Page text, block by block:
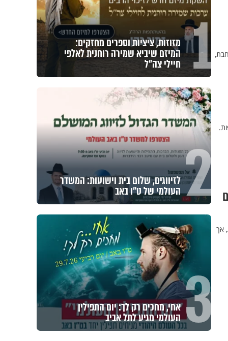
אך
1 מזוזות, ציציות וספרים מחזקים:
המיזם שיביא שמירה רוחנית לאלפי
חיילי צה"ל
2 לזיווגים, שלום בית וישועות: המשדר
העולמי של ט"ו באב
3 אחי, מחכים רק לך: יום התפילין
העולמי מגיע לתל אביב